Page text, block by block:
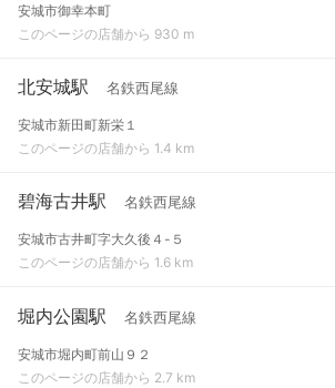
安城市御幸本町
このページの店舗から 930 m
北安城駅 名鉄西尾線
安城市新田町新栄１
このページの店舗から 1.4 km
碧海古井駅 名鉄西尾線
安城市古井町字大久後４-５
このページの店舗から 1.6 km
堀内公園駅 名鉄西尾線
安城市堀内町前山９２
このページの店舗から 2.7 km